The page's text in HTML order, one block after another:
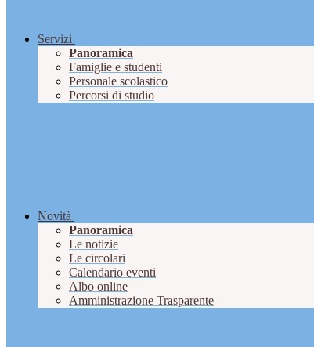
Servizi
Panoramica
Famiglie e studenti
Personale scolastico
Percorsi di studio
Novità
Panoramica
Le notizie
Le circolari
Calendario eventi
Albo online
Amministrazione Trasparente